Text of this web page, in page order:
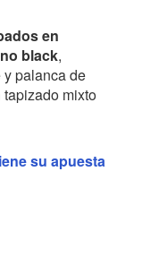
en
black,
palanca de
mixto
su apuesta